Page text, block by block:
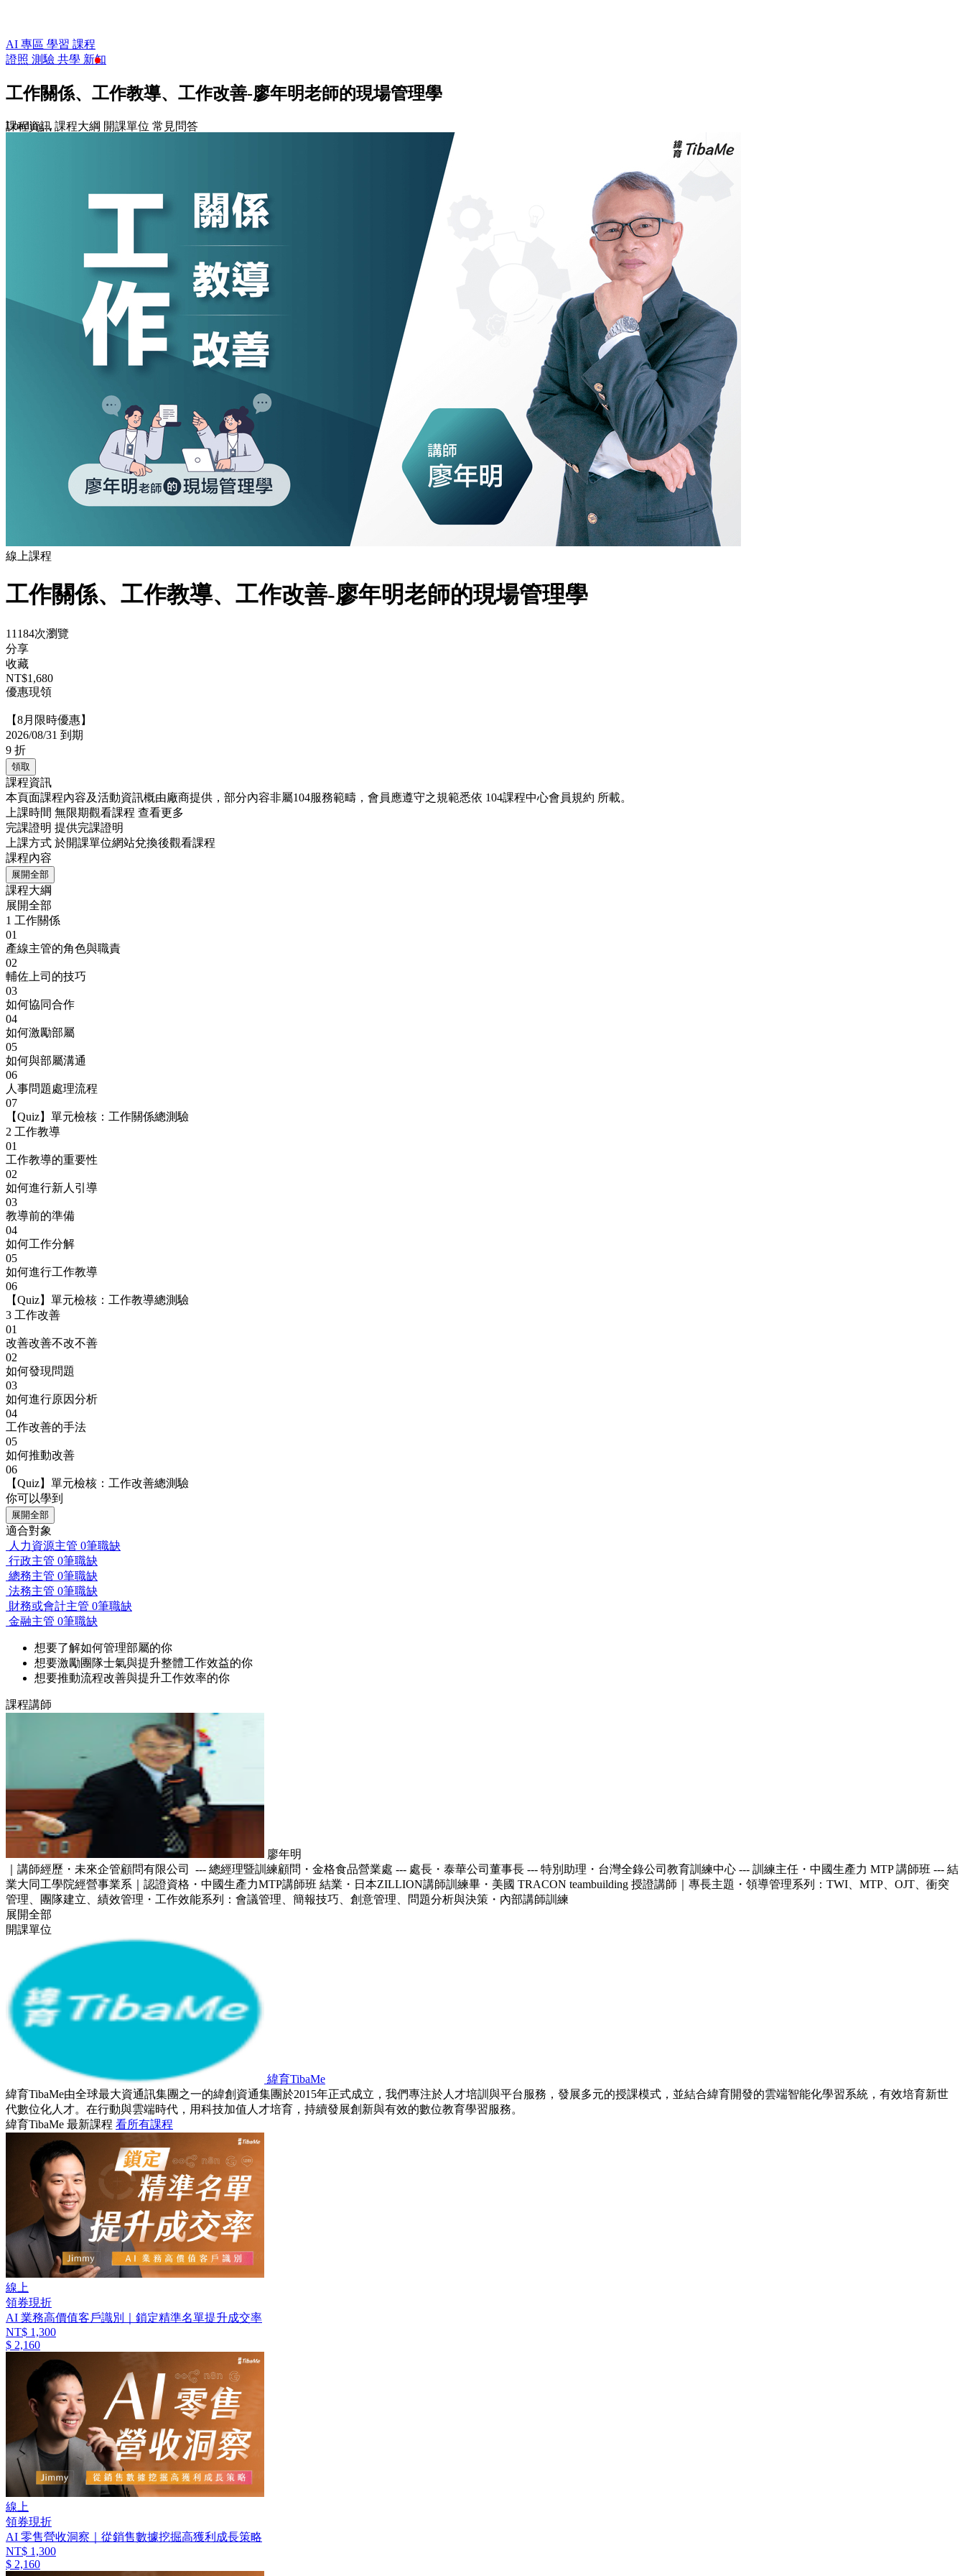
AI 專區 學習 課程
證照 測驗 共學 新知
工作關係、工作教導、工作改善-廖年明老師的現場管理學
課程資訊 課程大綱 開課單位 常見問答
Loading...
線上課程
工作關係、工作教導、工作改善-廖年明老師的現場管理學
11184次瀏覽
分享
收藏
NT$1,680
優惠現領
【8月限時優惠】
2026/08/31 到期
9 折
領取
課程資訊
本頁面課程內容及活動資訊概由廠商提供，部分內容非屬104服務範疇，會員應遵守之規範悉依 104課程中心會員規約 所載。
上課時間 無限期觀看課程 查看更多
完課證明 提供完課證明
上課方式 於開課單位網站兌換後觀看課程
課程內容
展開全部
課程大綱
展開全部
1 工作關係
01
產線主管的角色與職責
02
輔佐上司的技巧
03
如何協同合作
04
如何激勵部屬
05
如何與部屬溝通
06
人事問題處理流程
07
【Quiz】單元檢核：工作關係總測驗
2 工作教導
01
工作教導的重要性
02
如何進行新人引導
03
教導前的準備
04
如何工作分解
05
如何進行工作教導
06
【Quiz】單元檢核：工作教導總測驗
3 工作改善
01
改善改善不改不善
02
如何發現問題
03
如何進行原因分析
04
工作改善的手法
05
如何推動改善
06
【Quiz】單元檢核：工作改善總測驗
你可以學到
展開全部
適合對象
人力資源主管 0筆職缺
行政主管 0筆職缺
總務主管 0筆職缺
法務主管 0筆職缺
財務或會計主管 0筆職缺
金融主管 0筆職缺
想要了解如何管理部屬的你
想要激勵團隊士氣與提升整體工作效益的你
想要推動流程改善與提升工作效率的你
課程講師
廖年明
｜講師經歷・未來企管顧問有限公司 --- 總經理暨訓練顧問・金格食品營業處 --- 處長・泰華公司董事長 --- 特別助理・台灣全錄公司教育訓練中心 --- 訓練主任・中國生產力 MTP 講師班 --- 結
業大同工學院經營事業系｜認證資格・中國生產力MTP講師班 結業・日本ZILLION講師訓練畢・美國 TRACON teambuilding 授證講師｜專長主題・領導管理系列：TWI、MTP、OJT、衝突
管理、團隊建立、績效管理・工作效能系列：會議管理、簡報技巧、創意管理、問題分析與決策・內部講師訓練
展開全部
開課單位
緯育TibaMe
緯育TibaMe由全球最大資通訊集團之一的緯創資通集團於2015年正式成立，我們專注於人才培訓與平台服務，發展多元的授課模式，並結合緯育開發的雲端智能化學習系統，有效培育新世
代數位化人才。在行動與雲端時代，用科技加值人才培育，持續發展創新與有效的數位教育學習服務。
緯育TibaMe 最新課程 看所有課程
線上
領券現折
AI 業務高價值客戶識別｜鎖定精準名單提升成交率
NT$ 1,300
$ 2,160
線上
領券現折
AI 零售營收洞察｜從銷售數據挖掘高獲利成長策略
NT$ 1,300
$ 2,160